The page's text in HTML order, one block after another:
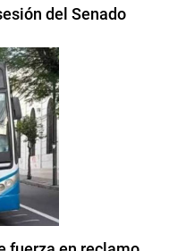
del Senado